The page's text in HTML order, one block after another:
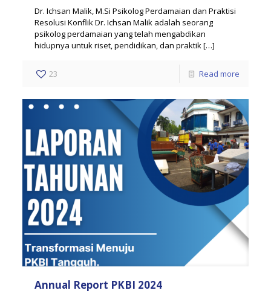
Dr. Ichsan Malik, M.Si Psikolog Perdamaian dan Praktisi
Resolusi Konflik Dr. Ichsan Malik adalah seorang
psikolog perdamaian yang telah mengabdikan
hidupnya untuk riset, pendidikan, dan praktik[…]
23 Read more
Annual Report PKBI 2024